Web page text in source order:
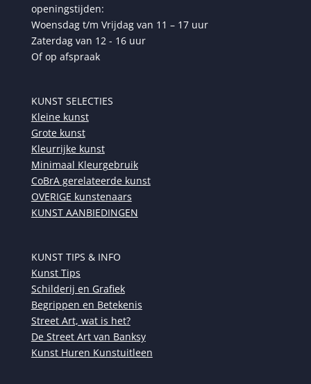
openingstijden:
Woensdag t/m Vrijdag van 11 – 17 uur
Zaterdag van 12 - 16 uur
Of op afspraak
KUNST SELECTIES
Kleine kunst
Grote kunst
Kleurrijke kunst
Minimaal Kleurgebruik
CoBrA gerelateerde kunst
OVERIGE kunstenaars
KUNST AANBIEDINGEN
KUNST TIPS & INFO
Kunst Tips
Schilderij en Grafiek
Begrippen en Betekenis
Street Art, wat is het?
De Street Art van Banksy
Kunst Huren Kunstuitleen